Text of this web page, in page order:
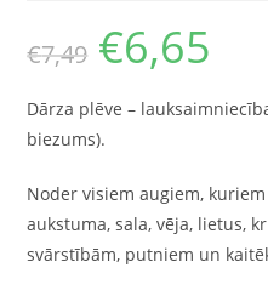
€7,49 €6,65
Dārza plēve –
biezums).
Noder visiem augiem,
aukstuma, sala, vēja, lietus,
svārstībām, putniem un